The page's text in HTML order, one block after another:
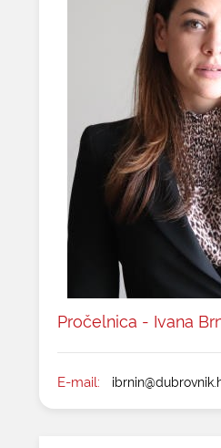
Pročelnica - Ivana
E-mail: